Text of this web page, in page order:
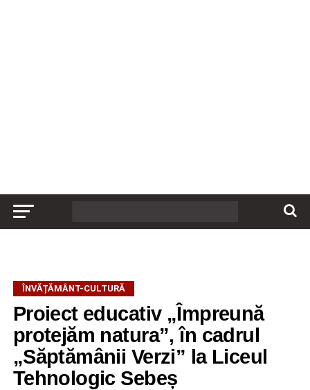
ÎNVĂȚĂMÂNT-CULTURĂ
Proiect educativ „Împreună
protejăm natura”, în cadrul
„Săptămânii Verzi” la Liceul
Tehnologic Sebeș